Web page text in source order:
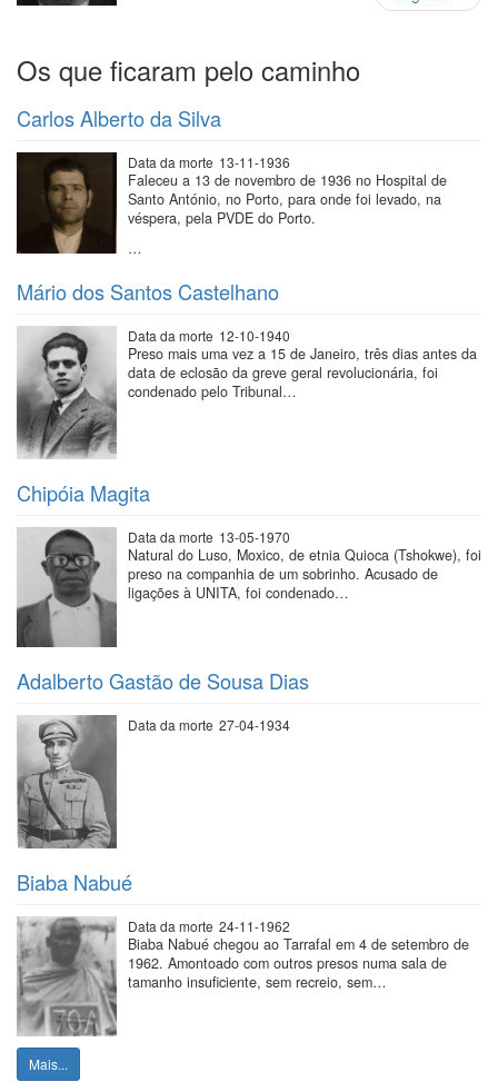
página
Os que ficaram pelo caminho
Carlos Alberto da Silva
Data da morte 13-11-1936
Faleceu a 13 de novembro de 1936 no Hospital de
Santo António, no Porto, para onde foi levado, na
véspera, pela PVDE do Porto.
…
Mário dos Santos Castelhano
Data da morte 12-10-1940
Preso mais uma vez a 15 de Janeiro, três dias antes da
data de eclosão da greve geral revolucionária, foi
condenado pelo Tribunal…
Chipóia Magita
Data da morte 13-05-1970
Natural do Luso, Moxico, de etnia Quioca (Tshokwe), foi
preso na companhia de um sobrinho. Acusado de
ligações à UNITA, foi condenado…
Adalberto Gastão de Sousa Dias
Data da morte 27-04-1934
Biaba Nabué
Data da morte 24-11-1962
Biaba Nabué chegou ao Tarrafal em 4 de setembro de
1962. Amontoado com outros presos numa sala de
tamanho insuficiente, sem recreio, sem…
Mais...